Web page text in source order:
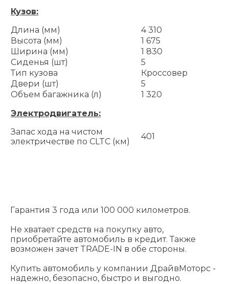
Кузов:
Длина (мм)
4 310
Высота (мм)
1 675
Ширина (мм)
1 830
Сиденья (шт)
5
Тип кузова
Кроссовер
Двери (шт)
5
Объем багажника (л)
1 320
Электродвигатель:
Запас хода на чистом
электричестве по CLTC (км)
401
Гарантия 3 года или 100 000 километров.
Не хватает средств на покупку авто,
приобретайте автомобиль в кредит. Также
возможен зачет TRADE-IN в обе стороны.
Купить автомобиль у компании ДрайвМоторс -
надежно, безопасно, быстро и выгодно.